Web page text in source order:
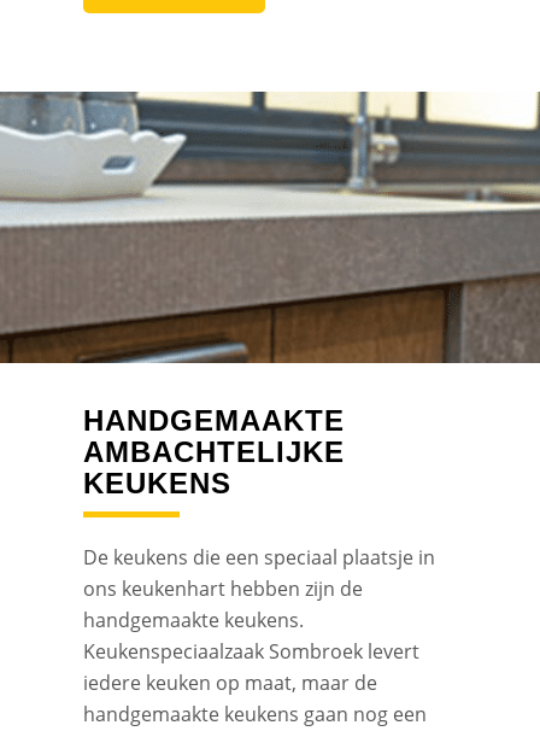
HANDGEMAAKTE
AMBACHTELIJKE
KEUKENS
De keukens die een speciaal plaatsje in
ons keukenhart hebben zijn de
handgemaakte keukens.
Keukenspeciaalzaak Sombroek levert
iedere keuken op maat, maar de
handgemaakte keukens gaan nog een